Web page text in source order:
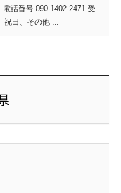
話番号 090-1402-2471 受
日、その他 ...